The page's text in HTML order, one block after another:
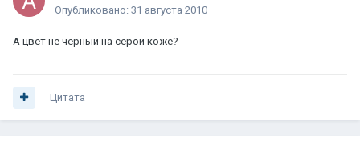
Опубликовано: 31 августа 2010
А цвет не черный на серой коже?
Цитата